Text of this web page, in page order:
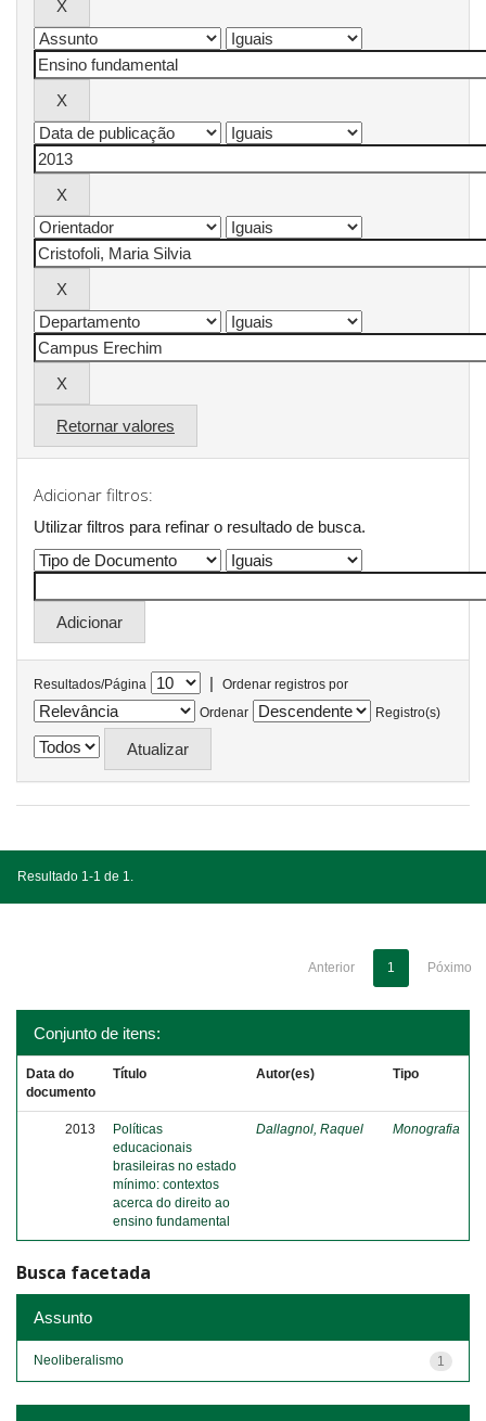
Retornar valores
Adicionar filtros:
Utilizar filtros para refinar o resultado de busca.
Resultados/Página |
Ordenar registros por
Ordenar
Registro(s)
Resultado 1-1 de 1.
Anterior 1 Póximo
Conjunto de itens:
Data do
documento
Título Autor(es) Tipo
2013
Políticas
educacionais
brasileiras no estado
mínimo: contextos
acerca do direito ao
ensino fundamental
Dallagnol, Raquel Monografia
Busca facetada
Assunto
1
Neoliberalismo